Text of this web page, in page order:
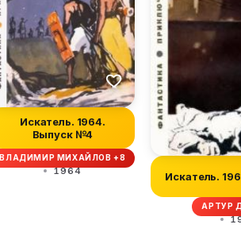
Искатель. 1964.
Выпуск №4
ВЛАДИМИР МИХАЙЛОВ +8
1964 Искатель.
АРТУР